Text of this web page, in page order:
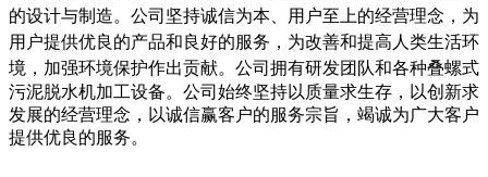
的设计与制造。公司坚持诚信为本、用户至上的经营理念，为
用户提供优良的产品和良好的服务，为改善和提高人类生活环
境，加强环境保护作出贡献。 公司拥有研发团队和各种叠螺式
污泥脱水机加工设备。公司始终坚持以质量求生存，以创新求
发展的经营理念，以诚信赢客户的服务宗旨，竭诚为广大客户
提供优良的服务。